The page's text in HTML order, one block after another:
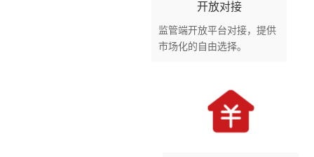
开放对接
监管端开放平台对接，提供
市场化的自由选择。